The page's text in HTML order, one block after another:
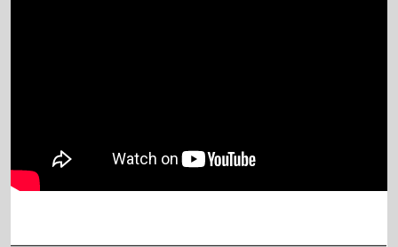
_______________________________________________